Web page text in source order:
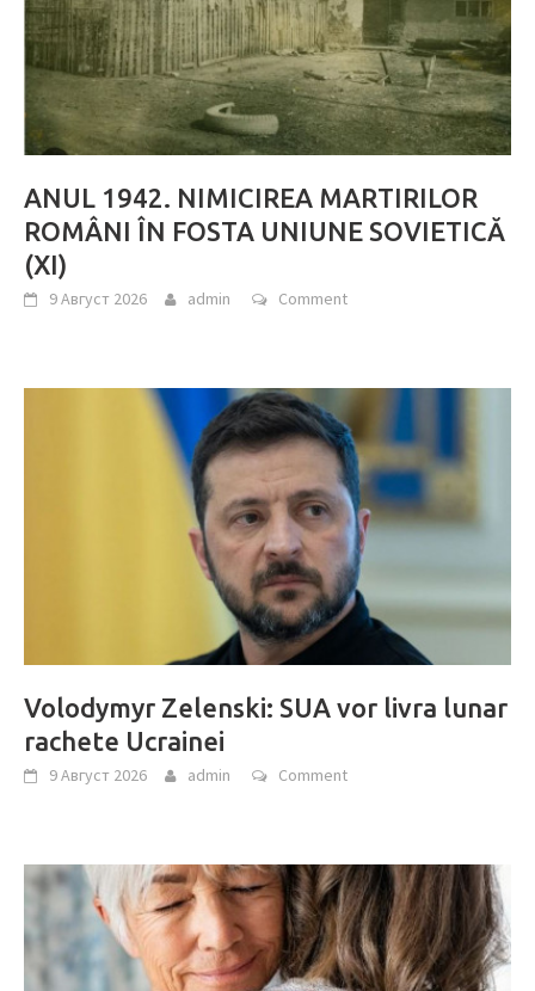
ANUL 1942. NIMICIREA MARTIRILOR
ROMÂNI ÎN FOSTA UNIUNE SOVIETICĂ
(XI)
9 Август 2026 admin Comment
Volodymyr Zelenski: SUA vor livra lunar
rachete Ucrainei
9 Август 2026 admin Comment